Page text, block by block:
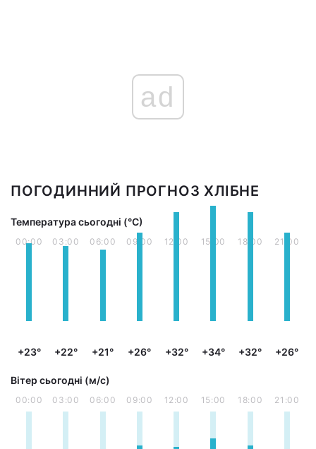
ad
ПОГОДИННИЙ ПРОГНОЗ ХЛІБНЕ
Температура сьогодні (°С)
00:00
+23°
03:00
+22°
06:00
+21°
09:00
+26°
12:00
+32°
15:00
+34°
18:00
+32°
21:00
+26°
Вітер сьогодні (м/с)
00:00 03:00 06:00 09:00 12:00 15:00 18:00 21:00